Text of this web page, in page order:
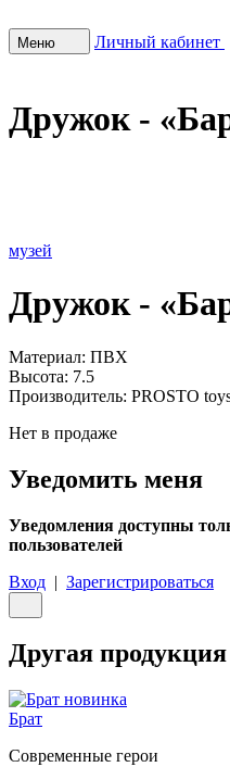
Меню Личный кабинет
Дружок -
музей
Дружок -
Материал: ПВХ
Высота: 7.5
Производитель: PROSTO
Нет в продаже
Уведомить меня
Уведомления доступны
пользователей
Вход | Зарегистрироваться
Другая
новинка
Брат
Современные герои